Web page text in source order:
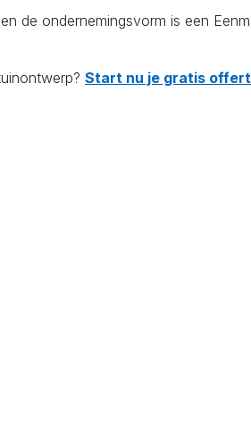
de ondernemingsvorm is een
Start nu je gratis